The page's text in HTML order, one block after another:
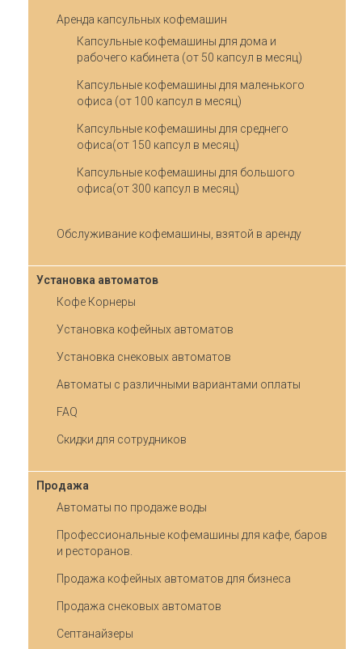
Аренда капсульных кофемашин
Капсульные кофемашины для дома и
рабочего кабинета (от 50 капсул в месяц)
Капсульные кофемашины для маленького
офиса (от 100 капсул в месяц)
Капсульные кофемашины для среднего
офиса(от 150 капсул в месяц)
Капсульные кофемашины для большого
офиса(от 300 капсул в месяц)
Обслуживание кофемашины, взятой в аренду
Установка автоматов
Кофе Корнеры
Установка кофейных автоматов
Установка снековых автоматов
Автоматы с различными вариантами оплаты
FAQ
Скидки для сотрудников
Продажа
Автоматы по продаже воды
Профессиональные кофемашины для кафе, баров
и ресторанов.
Продажа кофейных автоматов для бизнеса
Продажа снековых автоматов
Септанайзеры